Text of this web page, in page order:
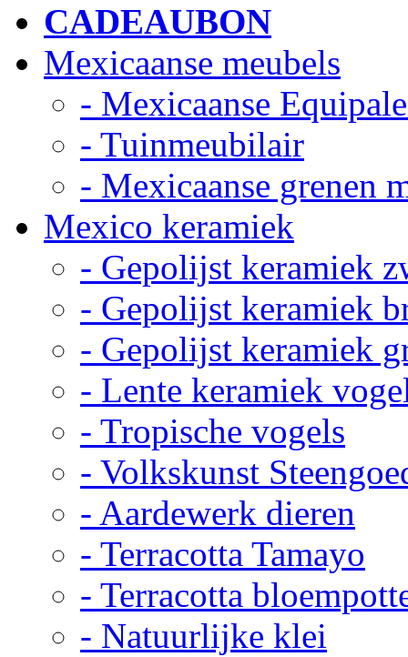
CADEAUBON
Mexicaanse meubels
- Mexicaanse
- Tuinmeubilair
- Mexicaanse grenen
Mexico keramiek
- Gepolijst keramiek
- Gepolijst keramiek
- Gepolijst keramiek
- Lente keramiek
- Tropische vogels
- Volkskunst
- Aardewerk dieren
- Terracotta Tamayo
- Terracotta
- Natuurlijke klei